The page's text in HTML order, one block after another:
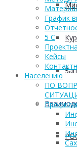
График
5 С
Кейсы
Населению
ПО